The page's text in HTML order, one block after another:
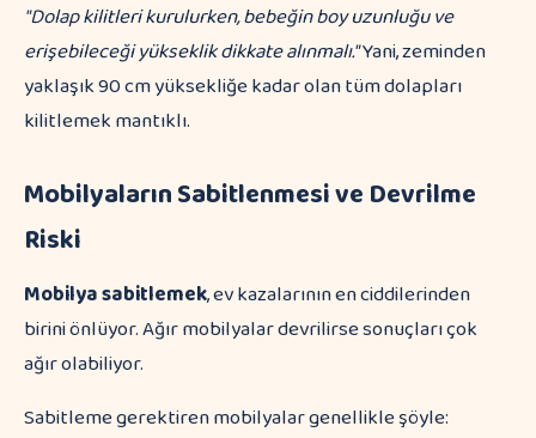
"Dolap kilitleri kurulurken, bebeğin boy uzunluğu ve
erişebileceği yükseklik dikkate alınmalı."Yani, zeminden
yaklaşık 90 cm yüksekliğe kadar olan tüm dolapları
kilitlemek mantıklı.
Mobilyaların Sabitlenmesi ve Devrilme
Riski
Mobilya sabitlemek, ev kazalarının en ciddilerinden
birini önlüyor. Ağır mobilyalar devrilirse sonuçları çok
ağır olabiliyor.
Sabitleme gerektiren mobilyalar genellikle şöyle: